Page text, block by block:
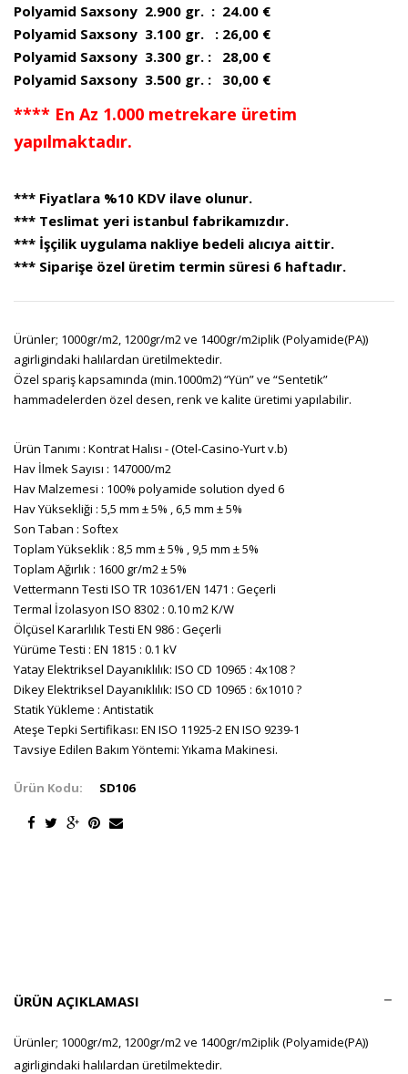
Polyamid Saxsony 2.900 gr. : 24.00 €
Polyamid Saxsony 3.100 gr. : 26,00 €
Polyamid Saxsony 3.300 gr. : 28,00 €
Polyamid Saxsony 3.500 gr. : 30,00 €
**** En Az 1.000 metrekare üretim
yapılmaktadır.
*** Fiyatlara %10 KDV ilave olunur.
*** Teslimat yeri istanbul fabrikamızdır.
*** İşçilik uygulama nakliye bedeli alıcıya aittir.
*** Siparişe özel üretim termin süresi 6 haftadır.
Ürünler; 1000gr/m2, 1200gr/m2 ve 1400gr/m2iplik (Polyamide(PA))
agirligindaki halılardan üretilmektedir.
Özel spariş kapsamında (min.1000m2) “Yün” ve “Sentetik”
hammadelerden özel desen, renk ve kalite üretimi yapılabilir.
Ürün Tanımı : Kontrat Halısı - (Otel-Casino-Yurt v.b)
Hav İlmek Sayısı : 147000/m2
Hav Malzemesi : 100% polyamide solution dyed 6
Hav Yüksekliği : 5,5 mm ± 5% , 6,5 mm ± 5%
Son Taban : Softex
Toplam Yükseklik : 8,5 mm ± 5% , 9,5 mm ± 5%
Toplam Ağırlık : 1600 gr/m2 ± 5%
Vettermann Testi ISO TR 10361/EN 1471 : Geçerli
Termal İzolasyon ISO 8302 : 0.10 m2 K/W
Ölçüsel Kararlılık Testi EN 986 : Geçerli
Yürüme Testi : EN 1815 : 0.1 kV
Yatay Elektriksel Dayanıklılık: ISO CD 10965 : 4x108 ?
Dikey Elektriksel Dayanıklılık: ISO CD 10965 : 6x1010 ?
Statik Yükleme : Antistatik
Ateşe Tepki Sertifikası: EN ISO 11925-2 EN ISO 9239-1
Tavsiye Edilen Bakım Yöntemi: Yıkama Makinesi.
Ürün Kodu: SD106
ÜRÜN AÇIKLAMASI
Ürünler; 1000gr/m2, 1200gr/m2 ve 1400gr/m2iplik (Polyamide(PA))
agirligindaki halılardan üretilmektedir.